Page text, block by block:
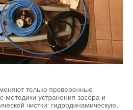
только проверенные
методики устранения засора и
чистки: гидродинамическую,